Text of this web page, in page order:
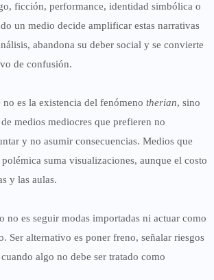
ficción, performance, identidad simbólica o
un medio decide amplificar estas narrativas
abandona su deber social y se convierte
de confusión.
es la existencia del fenómeno therian, sino
de medios mediocres que prefieren no
y no asumir consecuencias. Medios que
suma visualizaciones, aunque el costo
y las aulas.
no es seguir modas importadas ni actuar como
Ser alternativo es poner freno, señalar riesgos
algo no debe ser tratado como